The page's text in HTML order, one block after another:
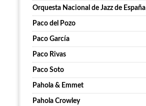
Orquesta Nacional de Jazz de España
Paco del Pozo
Paco García
Paco Rivas
Paco Soto
Pahola & Emmet
Pahola Crowley